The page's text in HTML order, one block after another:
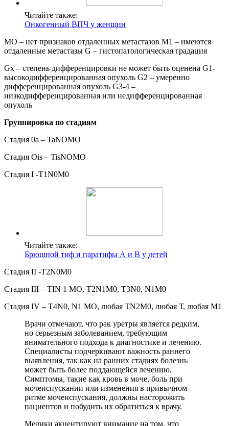
Читайте также:
Онкогенный ВПЧ у женщин
МО – нет признаков отдаленных метастазов М1 – имеются
отдаленные метастазы G – гистопатологическая градация
Gx – степень дифференцировки не может быть оценена G1-
высокодифференцированная опухоль G2 – умеренно
дифференцированная опухоль G3-4 –
низкодифференцированная или недифференцированная
опухоль
Группировка по стадиям
Стадия 0а – TaNOMO
Стадия Ois – TisNOMO
Стадия I -T1N0M0
Читайте также:
Брюшной тиф и паратифы А и В у детей
Стадия II -T2N0M0
Стадия III – TIN 1 МО, T2N1M0, T3N0, N1M0
Стадия IV – T4N0, N1 МО, любая TN2M0, любая Т, любая М1
Врачи отмечают, что рак уретры является редким,
но серьезным заболеванием, требующим
внимательного подхода к диагностике и лечению.
Специалисты подчеркивают важность раннего
выявления, так как на ранних стадиях болезнь
может быть более поддающейся лечению.
Симптомы, такие как кровь в моче, боль при
мочеиспускании или изменения в привычном
ритме мочеиспускания, должны насторожить
пациентов и побудить их обратиться к врачу.
Медики акцентируют внимание на том, что